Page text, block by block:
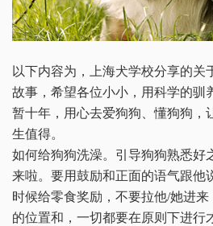
以下内容为，上海犬学校分享的关
故事，希望各位小小，用科学的驯
暂十年，用心去爱狗狗、懂狗狗，
生值得。
如何给狗狗洗澡。引导狗狗熟悉好
来啦。要用鼓励和正面的语气跟他
时候给零食奖励，不要拉他/她进
的位置和，一切都要在原则下进行